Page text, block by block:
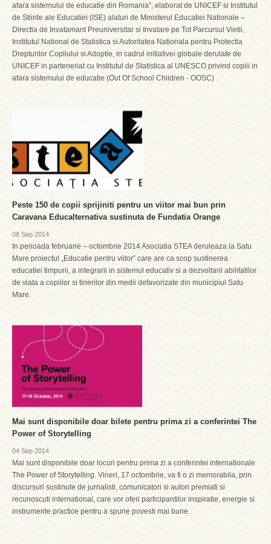
afara sistemului de educatie din Romania”, elaborat de UNICEF si Institutul
de Stiinte ale Educatiei (ISE) alaturi de Ministerul Educatiei Nationale –
Directia de Invatamant Preuniversitar si Invatare pe Tot Parcursul Vietii,
Institutul National de Statistica si Autoritatea Nationala pentru Protectia
Drepturilor Copilului si Adoptie, in cadrul initiativei globale derulate de
UNICEF in parteneriat cu Institutul de Statistica al UNESCO privind copiii in
afara sistemului de educatie (Out Of School Children - OOSC) .
Peste 150 de copii sprijiniti pentru un viitor mai bun prin
Caravana Educalternativa sustinuta de Fundatia Orange
08 Sep 2014
In perioada februarie – octombrie 2014 Asociatia STEA deruleaza la Satu
Mare proiectul „Educatie pentru viitor” care are ca scop sustinerea
educatiei timpurii, a integrarii in sistemul educativ si a dezvoltarii abilitatilor
de viata a copiilor si tinerilor din medii defavorizate din municipiul Satu
Mare.
Mai sunt disponibile doar bilete pentru prima zi a conferintei The
Power of Storytelling
04 Sep 2014
Mai sunt disponibile doar locuri pentru prima zi a conferintei internationale
The Power of Storytelling. Vineri, 17 octombrie, va fi o zi memorabila, prin
discursuri sustinute de jurnalisti, comunicatori si autori premiati si
recunoscuti international, care vor oferi participantilor inspiratie, energie si
instrumente practice pentru a spune povesti mai bune.